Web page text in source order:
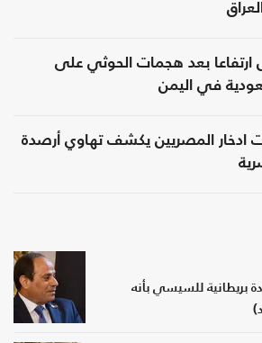
ارتفاعا بعد هجمات الحوثي على
في اليمن
ادخار المصريين يكشف تهاوي أرصدة
بريطانية للسيسي بأنه